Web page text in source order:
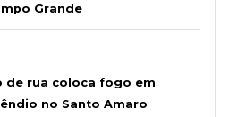
Grande
de rua coloca fogo em
no Santo Amaro